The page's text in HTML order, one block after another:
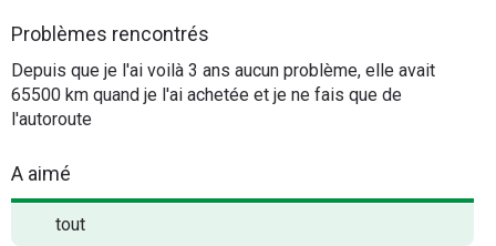
Problèmes rencontrés
Depuis que je l'ai voilà 3 ans aucun problème, elle avait
65500 km quand je l'ai achetée et je ne fais que de
l'autoroute
A aimé
tout